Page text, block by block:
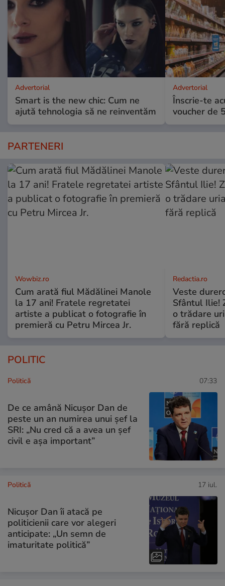
Advertorial
Smart is the new chic: Cum ne
ajută tehnologia să ne reinventăm
Advertorial
Înscrie-te
voucher de
PARTENERI
Wowbiz.ro
Cum arată fiul Mădălinei Manole
la 17 ani! Fratele regretatei
artiste a publicat o fotografie în
premieră cu Petru Mircea Jr.
Redactia.ro
Veste
Sfântul Ilie!
o trădare
fără replică
POLITIC
Politică 07:33
De ce amână Nicușor Dan de
peste un an numirea unui șef la
SRI: „Nu cred că a avea un şef
civil e așa important”
Politică 17 iul.
Nicușor Dan îi atacă pe
politicienii care vor alegeri
anticipate: „Un semn de
imaturitate politică”